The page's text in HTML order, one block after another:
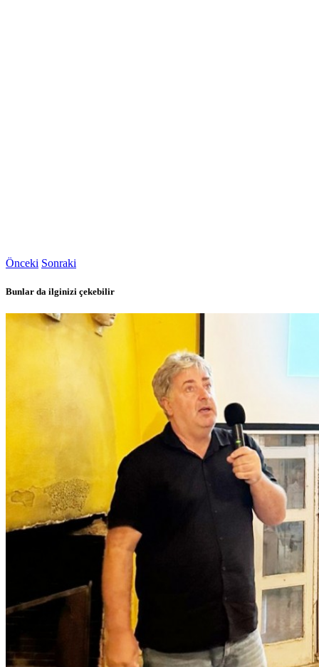
Önceki Sonraki
Bunlar da ilginizi çekebilir